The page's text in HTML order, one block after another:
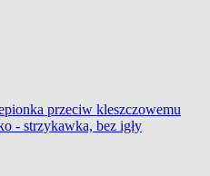
przeciw kleszczowemu
- strzykawka, bez igły